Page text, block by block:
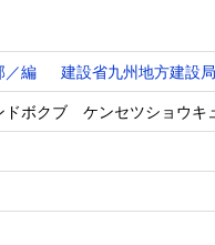
／編 建設省九州地方建設
ドボクブ ケンセツショウキ